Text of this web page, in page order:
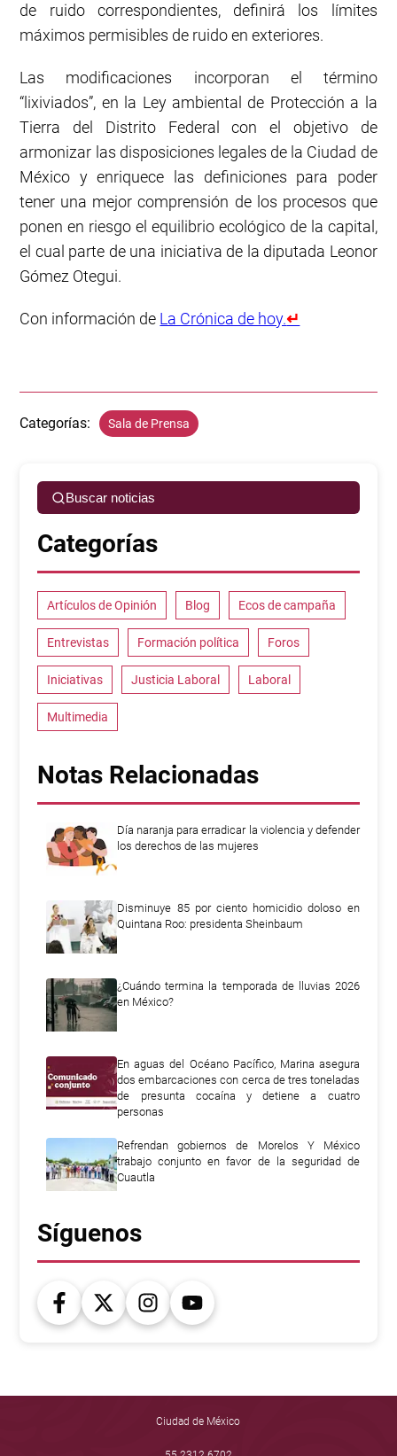
de ruido correspondientes, definirá los límites
máximos permisibles de ruido en exteriores.
Las modificaciones incorporan el término
“lixiviados”, en la Ley ambiental de Protección a la
Tierra del Distrito Federal con el objetivo de
armonizar las disposiciones legales de la Ciudad de
México y enriquece las definiciones para poder
tener una mejor comprensión de los procesos que
ponen en riesgo el equilibrio ecológico de la capital,
el cual parte de una iniciativa de la diputada Leonor
Gómez Otegui.
Con información de La Crónica de hoy.↵
Categorías: Sala de Prensa
Buscar noticias
Categorías
Artículos de Opinión Blog Ecos de campaña
Entrevistas Formación política Foros
Iniciativas Justicia Laboral Laboral
Multimedia
Notas Relacionadas
Día naranja para erradicar la violencia y defender
los derechos de las mujeres
Disminuye 85 por ciento homicidio doloso en
Quintana Roo: presidenta Sheinbaum
¿Cuándo termina la temporada de lluvias 2026
en México?
En aguas del Océano Pacífico, Marina asegura
dos embarcaciones con cerca de tres toneladas
de presunta cocaína y detiene a cuatro
personas
Refrendan gobiernos de Morelos Y México
trabajo conjunto en favor de la seguridad de
Cuautla
Síguenos
Ciudad de México